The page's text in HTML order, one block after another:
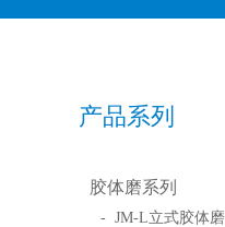
产品系列
胶体磨系列
- JM-L立式胶体磨